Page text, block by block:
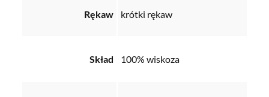
Rękaw krótki rękaw
Skład 100% wiskoza